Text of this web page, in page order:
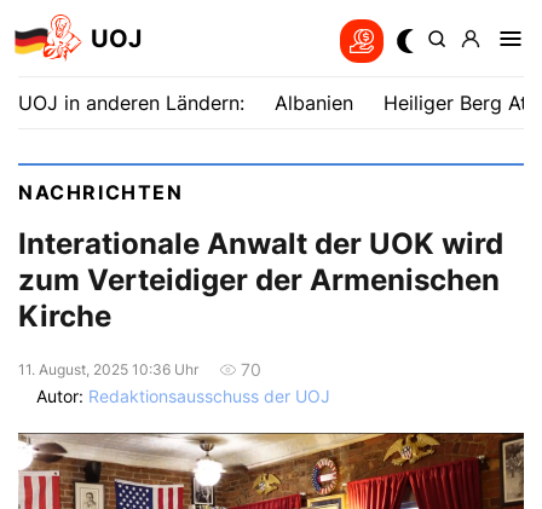
UOJ
UOJ in anderen Ländern: Albanien Heiliger Berg
NACHRICHTEN
Interationale Anwalt der UOK wird
zum Verteidiger der Armenischen
Kirche
11. August, 2025 10:36 Uhr
70
Autor: Redaktionsausschuss der UOJ